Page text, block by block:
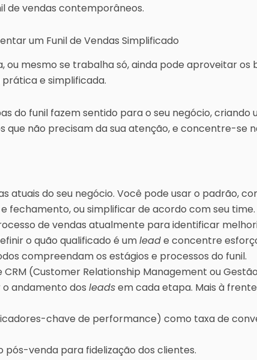
de vendas contemporâneos.
um Funil de Vendas Simplificado
ou mesmo se trabalha só, ainda pode aproveitar os
e simplificada.
do funil fazem sentido para o seu negócio, criando
que não precisam da sua atenção, e concentre-se
atuais do seu negócio. Você pode usar o padrão,
fechamento, ou simplificar de acordo com seu time.
de vendas atualmente para identificar
o quão qualificado é umleade concentre
compreendam os estágios e processos do funil.
(Customer Relationship Management ou
andamento dos leadsem cada etapa. Mais à
chave de performance) como taxa de
venda para fidelização dos clientes.